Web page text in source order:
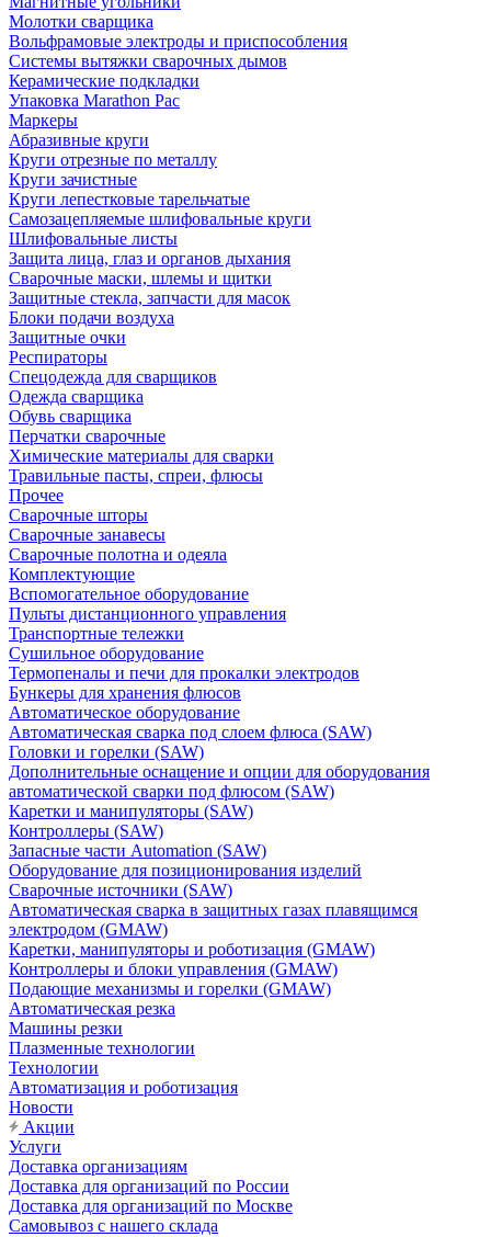
Молотки сварщика
Вольфрамовые электроды и приспособления
Системы вытяжки сварочных дымов
Керамические подкладки
Упаковка Marathon Pac
Маркеры
Абразивные круги
Круги отрезные по металлу
Круги зачистные
Круги лепестковые тарельчатые
Самозацепляемые шлифовальные круги
Шлифовальные листы
Защита лица, глаз и органов дыхания
Сварочные маски, шлемы и щитки
Защитные стекла, запчасти для масок
Блоки подачи воздуха
Защитные очки
Респираторы
Спецодежда для сварщиков
Одежда сварщика
Обувь сварщика
Перчатки сварочные
Химические материалы для сварки
Травильные пасты, спреи, флюсы
Прочее
Сварочные шторы
Сварочные занавесы
Сварочные полотна и одеяла
Комплектующие
Вспомогательное оборудование
Пульты дистанционного управления
Транспортные тележки
Сушильное оборудование
Термопеналы и печи для прокалки электродов
Бункеры для хранения флюсов
Автоматическое оборудование
Автоматическая сварка под слоем флюса (SAW)
Головки и горелки (SAW)
Дополнительные оснащение и опции для оборудования
автоматической сварки под флюсом (SAW)
Каретки и манипуляторы (SAW)
Контроллеры (SAW)
Запасные части Automation (SAW)
Оборудование для позиционирования изделий
Сварочные источники (SAW)
Автоматическая сварка в защитных газах плавящимся
электродом (GMAW)
Каретки, манипуляторы и роботизация (GMAW)
Контроллеры и блоки управления (GMAW)
Подающие механизмы и горелки (GMAW)
Автоматическая резка
Машины резки
Плазменные технологии
Технологии
Автоматизация и роботизация
Новости
Акции
Услуги
Доставка организациям
Доставка для организаций по России
Доставка для организаций по Москве
Самовывоз с нашего склада